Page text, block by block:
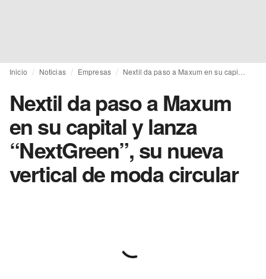
Inicio Noticias Empresas
Nextil da paso a Maxum
en su capital y lanza
“NextGreen”, su nueva
vertical de moda circular